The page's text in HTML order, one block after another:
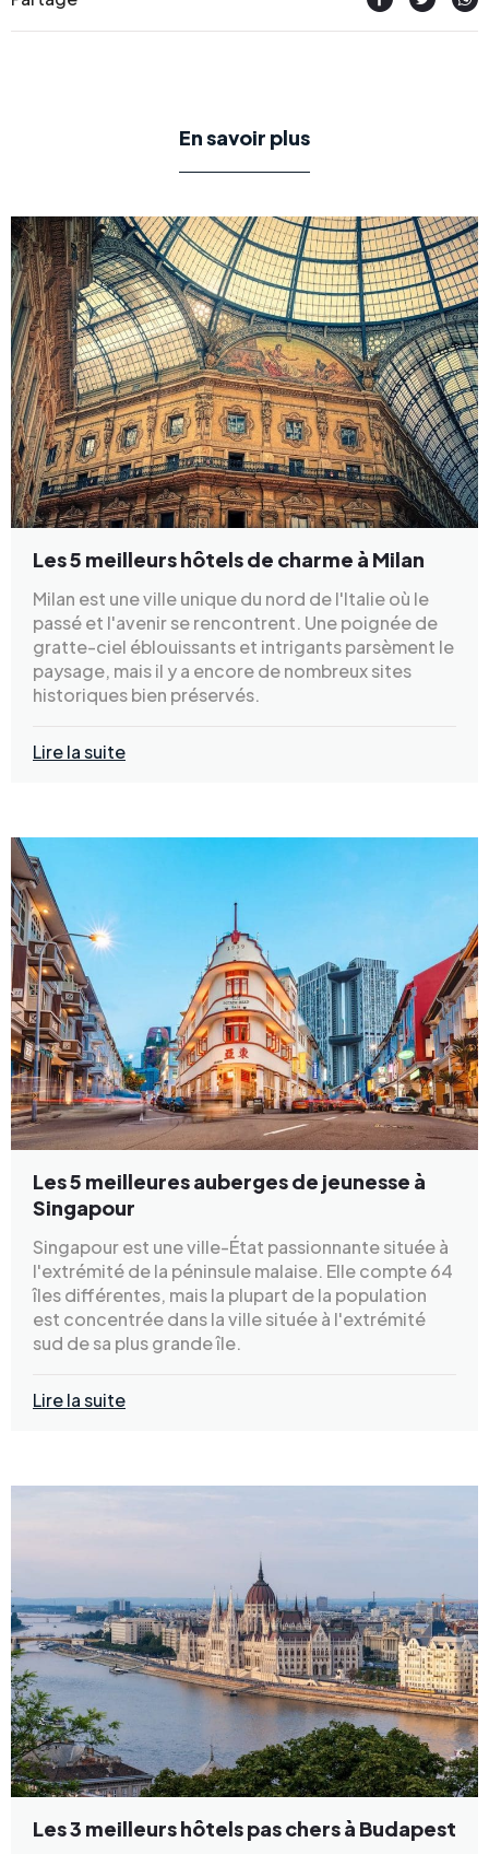
En savoir plus
Les 5 meilleurs hôtels de charme à Milan
Milan est une ville unique du nord de l'Italie où le
passé et l'avenir se rencontrent. Une poignée de
gratte-ciel éblouissants et intrigants parsèment le
paysage, mais il y a encore de nombreux sites
historiques bien préservés.
Lire la suite
Les 5 meilleures auberges de jeunesse à
Singapour
Singapour est une ville-État passionnante située à
l'extrémité de la péninsule malaise. Elle compte 64
îles différentes, mais la plupart de la population
est concentrée dans la ville située à l'extrémité
sud de sa plus grande île.
Lire la suite
Les 3 meilleurs hôtels pas chers à Budapest